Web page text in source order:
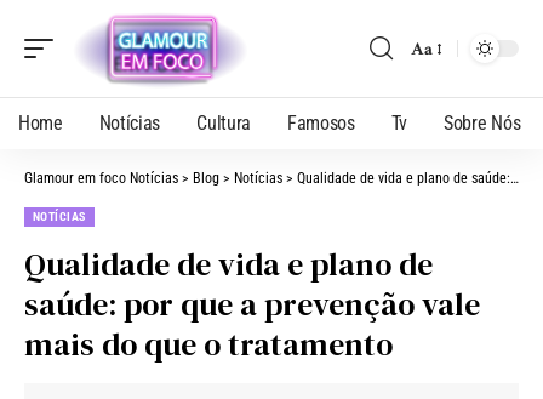
Aa
Home Notícias Cultura Famosos Tv Sobre Nós
Glamour em foco Notícias > Blog > Notícias > Qualidade de vida e plano de saúde: por que a prevenção vale mais do que o tratamento
NOTÍCIAS
Qualidade de vida e plano de
saúde: por que a prevenção vale
mais do que o tratamento